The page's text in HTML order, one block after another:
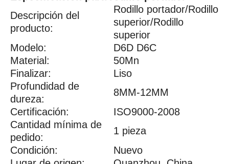
Descripción del
producto:
Rodillo portador/Rodillo
superior/Rodillo
superior
Modelo:
D6D D6C
Material:
50Mn
Finalizar:
Liso
Profundidad de
dureza:
8MM-12MM
Certificación:
ISO9000-2008
Cantidad mínima de
pedido:
1 pieza
Condición:
Nuevo